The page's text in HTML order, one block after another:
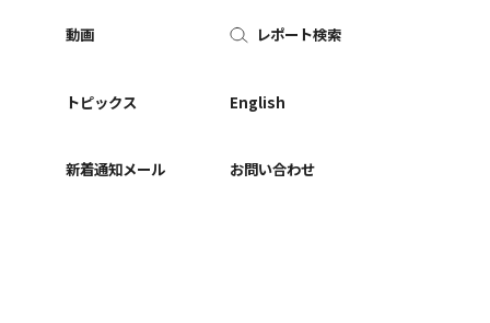
動画
トピックス
新着通知メール
レポート検索
English
お問い合わせ